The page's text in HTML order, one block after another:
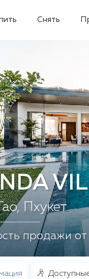
Снять
Пхукет
продажи от